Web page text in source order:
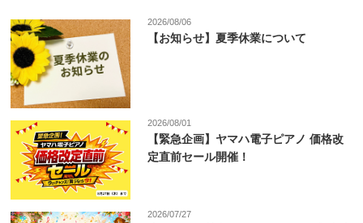
2026/08/06
【お知らせ】夏季休業について
2026/08/01
【緊急企画】ヤマハ電子ピアノ 価格改
定直前セール開催！
2026/07/27